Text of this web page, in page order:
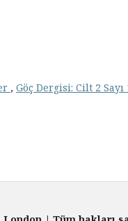
, Göç Dergisi: Cilt 2 Sayı